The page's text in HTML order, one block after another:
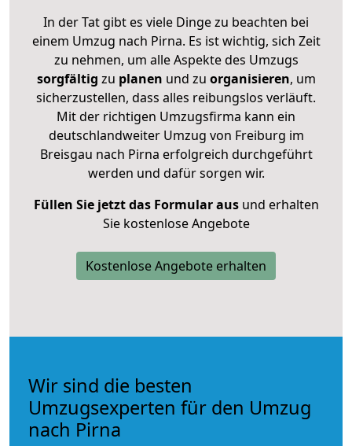
In der Tat gibt es viele Dinge zu beachten bei
einem Umzug nach Pirna. Es ist wichtig, sich Zeit
zu nehmen, um alle Aspekte des Umzugs
sorgfältig zu planen und zu organisieren, um
sicherzustellen, dass alles reibungslos verläuft.
Mit der richtigen Umzugsfirma kann ein
deutschlandweiter Umzug von Freiburg im
Breisgau nach Pirna erfolgreich durchgeführt
werden und dafür sorgen wir.
Füllen Sie jetzt das Formular ausund erhalten
Sie kostenlose Angebote
Kostenlose Angebote erhalten
Wir sind die besten
Umzugsexperten für den Umzug
nach Pirna